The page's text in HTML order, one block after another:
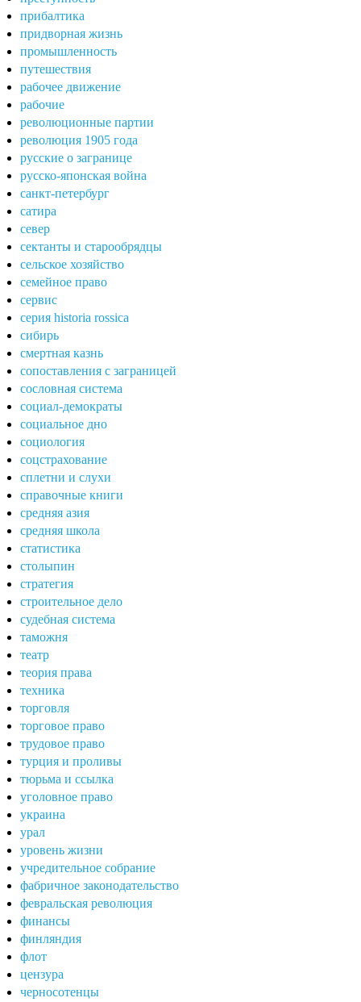
прибалтика
придворная жизнь
промышленность
путешествия
рабочее движение
рабочие
революционные партии
революция 1905 года
русские о загранице
русско-японская война
санкт-петербург
сатира
север
сектанты и старообрядцы
сельское хозяйство
семейное право
сервис
серия historia rossica
сибирь
смертная казнь
сопоставления с заграницей
сословная система
социал-демократы
социальное дно
социология
соцстрахование
сплетни и слухи
справочные книги
средняя азия
средняя школа
статистика
столыпин
стратегия
строительное дело
судебная система
таможня
театр
теория права
техника
торговля
торговое право
трудовое право
турция и проливы
тюрьма и ссылка
уголовное право
украина
урал
уровень жизни
учредительное собрание
фабричное законодательство
февральская революция
финансы
финляндия
флот
цензура
черносотенцы